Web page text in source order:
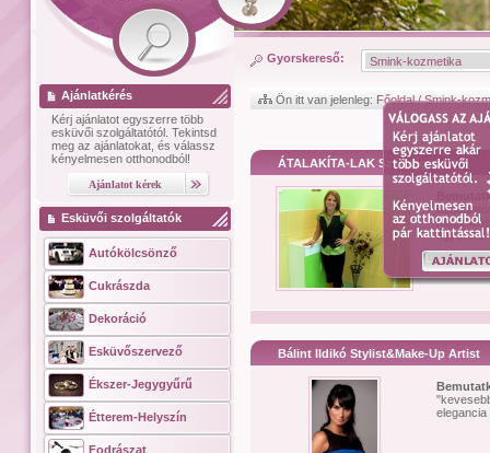
Ajánlatkérés
Kérj ajánlatot egyszerre több
esküvői szolgáltatótól. Tekintsd
meg az ajánlatokat, és válassz
kényelmesen otthonodból!
Esküvői szolgáltatók
Autókölcsönző
Cukrászda
Dekoráció
Esküvőszervező
Ékszer-Jegygyűrű
Étterem-Helyszín
Fodrászat
Gyorskereső:
Ön itt van jelenleg: Főoldal/Smink-
ÁTALAKÍTA-LAK Szépségszalon
egyaránt.
Bálint Ildikó Stylist&Make-Up Artist